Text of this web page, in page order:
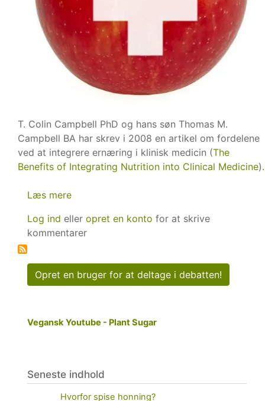
T. Colin Campbell PhD og hans søn Thomas M.
Campbell BA har skrev i 2008 en artikel om fordelene
ved at integrere ernæring i klinisk medicin (The
Benefits of Integrating Nutrition into Clinical Medicine).
Læs mere
som
medicin
Log ind eller opret en konto for at skrive
kommentarer
Opret en bruger for at deltage i debatten!
Vegansk Youtube - Plant Sugar
Seneste indhold
Hvorfor spise honning?